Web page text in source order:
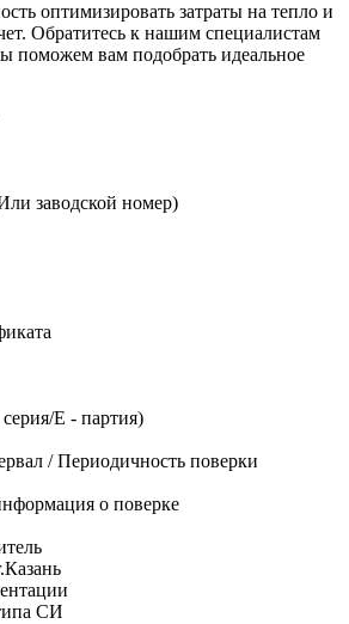
оптимизировать затраты на тепло и
Обратитесь к нашим специалистам
поможем вам подобрать идеальное
заводской номер)
E - партия)
/ Периодичность поверки
о поверке
СИ